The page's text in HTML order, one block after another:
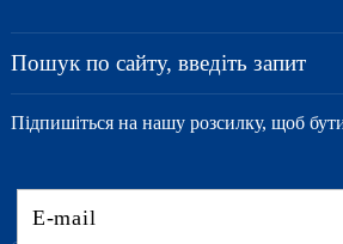
Підпишіться на нашу розсилку, щоб